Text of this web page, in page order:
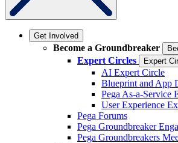
Get Involved
Become a Groundbreaker
Expert Circles Expert
AI Expert Circle
Blueprint and App
Pega As-a-Service
User Experience
Pega Forums
Pega Groundbreaker
Pega Groundbreakers